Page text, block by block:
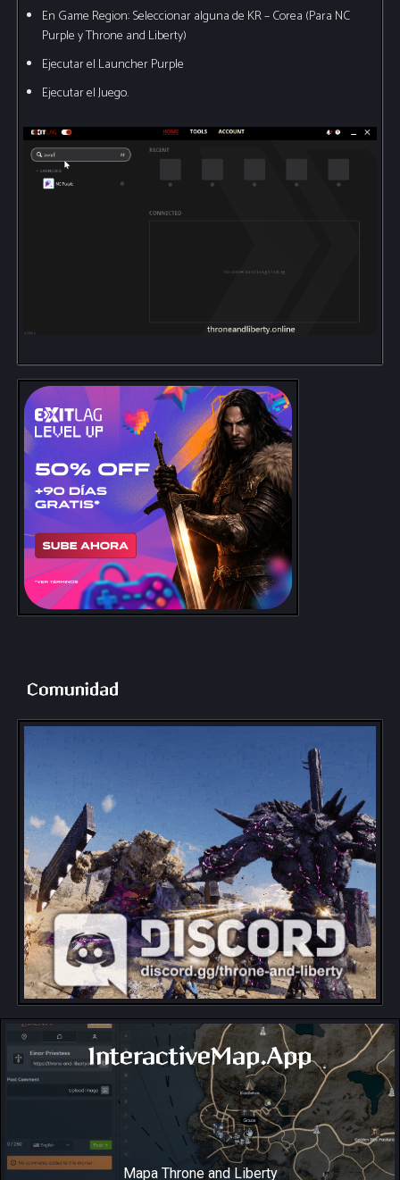
En Game Region: Seleccionar alguna de KR – Corea (Para NC
Purple y Throne and Liberty)
Ejecutar el Launcher Purple
Ejecutar el Juego.
Comunidad
InteractiveMap.App
Mapa Throne and Liberty